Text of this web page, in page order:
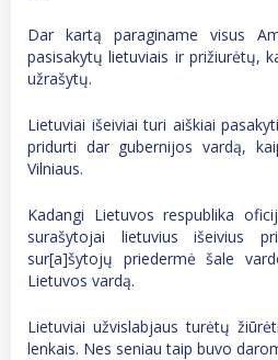
Dar kartą paraginame visus
pasisakytų lietuviais ir prižiurėtų,
užrašytų.
Lietuviai išeiviai turi aiškiai
pridurti dar gubernijos vardą,
Vilniaus.
Kadangi Lietuvos respublika
surašytojai lietuvius išeivius
sur[a]šytojų priedermė šale
Lietuvos vardą.
Lietuviai užvislabjaus turėtų
lenkais. Nes seniau taip buvo